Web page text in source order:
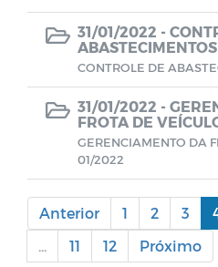
CUIDADOR
Consulta Pública
31/01/2022 -
CONTROLE DE
31/01/2022 -
FROTA DE
GERENCIAMENTO DA
01/2022
Anterior 1 2 3
11 12 Próximo